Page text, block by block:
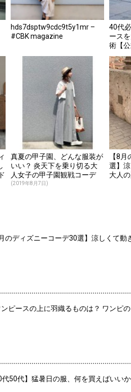
hds7dsptw9cdc9t5y1mr –
#CBK magazine
40代
ース
術【公
真夏の甲子園、どんな服装が
いい？ 炎天下を乗り切る大
人女子の甲子園観戦コーデ
12選♪
(2019年8月7日)
【8
選】
大人
月のディズニーコーデ30選】涼しくて
ピースの上に羽織るものは？ ワンピ
代50代】猛暑日の服、何を買えばいい